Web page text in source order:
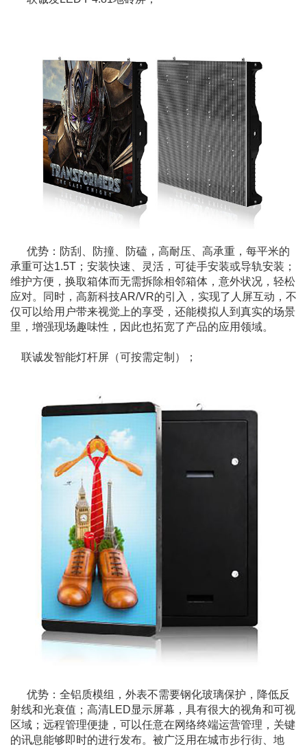
优势：防刮、防撞、防磕，高耐压、高承重，每平米的
承重可达1.5T；安装快速、灵活，可徒手安装或导轨安装；
维护方便，换取箱体而无需拆除相邻箱体，意外状况，轻松
应对。同时，高新科技AR/VR的引入，实现了人屏互动，不
仅可以给用户带来视觉上的享受，还能模拟人到真实的场景
里，增强现场趣味性，因此也拓宽了产品的应用领域。
联诚发智能灯杆屏（可按需定制）；
优势：全铝质模组，外表不需要钢化玻璃保护，降低反
射线和光衰值；高清LED显示屏幕，具有很大的视角和可视
区域；远程管理便捷，可以任意在网络终端运营管理，关键
的讯息能够即时的进行发布。被广泛用在城市步行街、地